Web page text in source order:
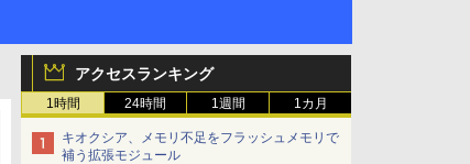
アクセスランキング
1時間 24時間 1週間 1カ月
キオクシア、メモリ不足をフラッシュメモリで
補う拡張モジュール